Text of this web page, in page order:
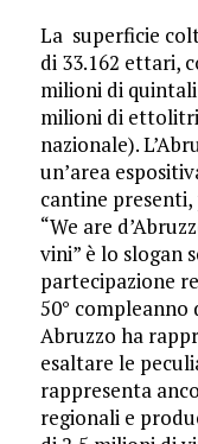
La superficie
di 33.162 ettari,
milioni di
milioni di
nazionale).
un’a­rea
cantine
“We are
vini” è lo slogan
partecipazione
50° compleanno
Abruzzo ha
esaltare le
rappresenta
regionali e